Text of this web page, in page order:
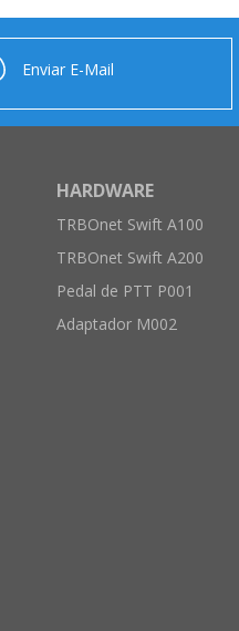
Enviar E-Mail
HARDWARE
TRBOnet Swift A100
TRBOnet Swift A200
Pedal de PTT P001
Adaptador M002